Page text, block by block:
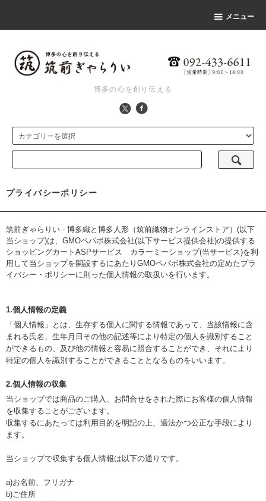
メニュー
博多の心を創り伝える
プライバシーポリシー
筑前ぎゃらりい - 博多織と博多人形（筑前織物オンラインストア）(以下
当ショップ)は、 GMOペパボ株式会社(以下サービス提供会社)の提供する
ショッピングカートASPサービス カラーミーショップ(当サービス)を利
用して当ショップを開設するにあたりGMOペパボ株式会社の定めたプラ
イバシー・ポリシーに則った個人情報の取扱いを行います。
1.個人情報の定義
「個人情報」とは、生存する個人に関する情報であって、当該情報に含
まれる氏名、生年月日その他の記述等により特定の個人を識別すること
ができるもの、及び他の情報と容易に照合することができ、それにより
特定の個人を識別することができることとなるものをいいます。
2.個人情報の収集
当ショップでは商品のご購入、お問合せをされた際にお客様の個人情報
を収集することがございます。
収集するにあたっては利用目的を明記の上、適法かつ公正な手段により
ます。
当ショップで収集する個人情報は以下の通りです。
a)お名前、フリガナ
b)ご住所